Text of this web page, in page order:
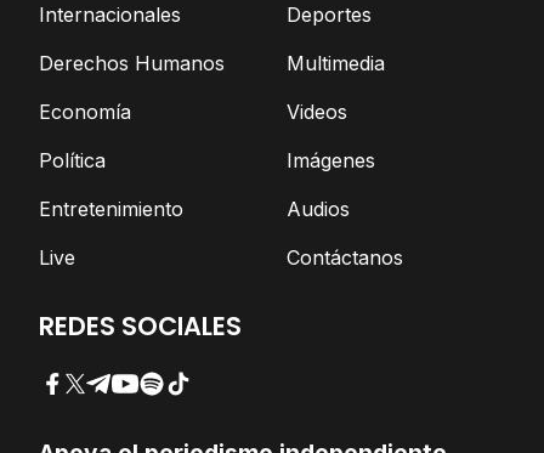
Internacionales
Derechos Humanos
Economía
Política
Entretenimiento
Live
Deportes
Multimedia
Videos
Imágenes
Audios
Contáctanos
REDES SOCIALES
Facebook
Twitter
Telegram
YouTube
SpotifyTikTok